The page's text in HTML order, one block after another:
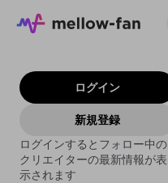
ログイン
新規登録
ログインするとフォロー中の
クリエイターの最新情報が表
示されます